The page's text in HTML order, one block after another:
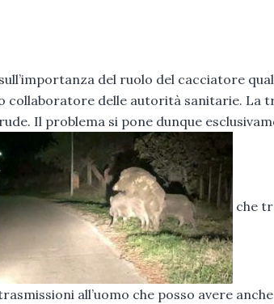
del ruolo del cacciatore
collaboratore delle autorità sanitarie. La
Il problema si pone dunque
che
all’uomo che posso avere